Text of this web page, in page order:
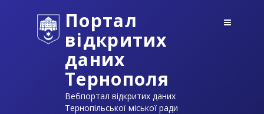
Портал
відкритих
даних
Тернополя
Вебпортал відкритих даних
Тернопільської міської ради